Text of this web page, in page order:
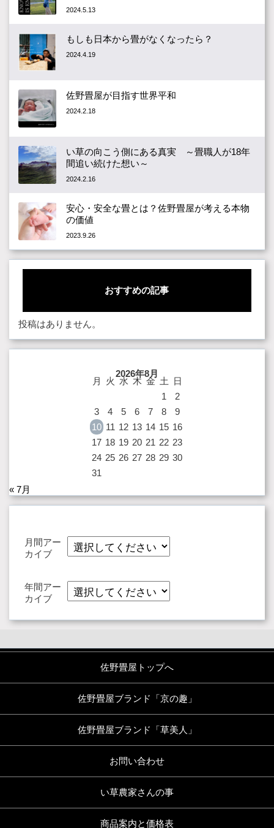
2024.5.13
もしも日本から畳がなくなったら？
2024.4.19
佐野畳屋が目指す世界平和
2024.2.18
い草の向こう側にある真実 ～畳職人が18年
間追い続けた想い～
2024.2.16
安心・安全な畳とは？佐野畳屋が考える本物
の価値
2023.9.26
おすすめの記事
投稿はありません。
2026年8月
月 火 水 木 金 土
日
1
2
3
4 5 6 7 8
9
10 11 12 13 14 15 16
17 18 19 20 21 22 23
24 25 26 27 28 29 30
31
« 7月
月間アー
カイブ
年間アー
カイブ
佐野畳屋トップへ
佐野畳屋ブランド「京の趣」
佐野畳屋ブランド「草美人」
お問い合わせ
い草農家さんの事
商品案内と価格表